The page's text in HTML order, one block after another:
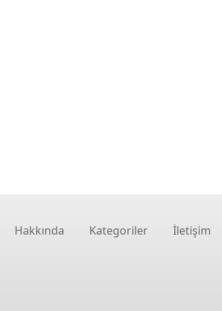
Hakkında Kategoriler İletişim